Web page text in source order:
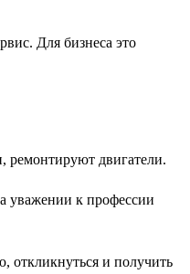
Для бизнеса это
ремонтируют двигатели.
уважении к профессии
откликнуться и получить